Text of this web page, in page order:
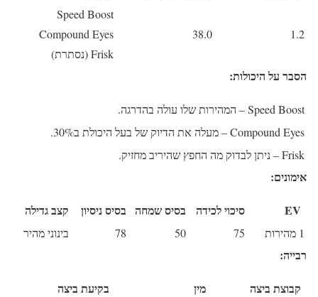
1.2
38.0
Speed Boost
Compound Eyes
Frisk (נסתרת)
הסבר על היכולות:
Speed Boost– המהירות שלו עולה בהדרגה.
Compound Eyes– מעלה את הדיוק של בעל היכולת ב30%.
Frisk– ניתן לבדוק מה החפץ שהיריב מחזיק.
אימונים:
EV סיכוי לכידה בסיס שמחה בסיס ניסיון קצב גדילה
1 מהירות 75
50
78 בינוני מהיר
רבייה:
קבוצת ביצה מין בקיעת ביצה